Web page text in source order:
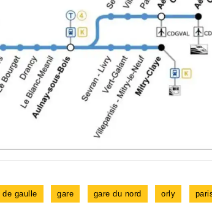
gaulle gare gare du nord orly